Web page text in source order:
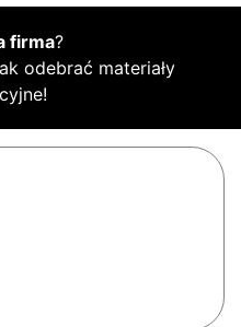
firma?
odebrać materiały